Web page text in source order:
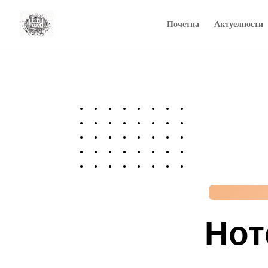
Почетна Актуелности